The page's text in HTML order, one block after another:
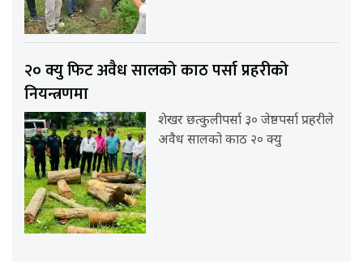
२० क्यु फिट अवैध सालको काठ पर्सा प्रहरीको
नियन्त्रणमा
शेखर छत्कुलीपर्सा ३० जेष्ठपर्सा प्रहरीले
अवैध सालको काठ २० क्यु